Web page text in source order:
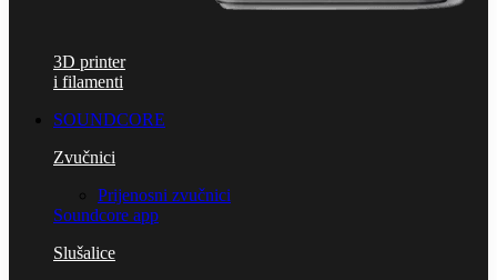
3D printer
i filamenti
SOUNDCORE
Zvučnici
Prijenosni zvučnici
Soundcore app
Slušalice